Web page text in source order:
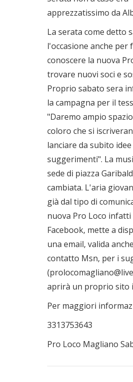
apprezzatissimo da
La serata come detto
l'occasione anche per
conoscere la nuova
trovare nuovi soci e
Proprio sabato sera
la campagna per il
"Daremo ampio
coloro che si
lanciare da subito idee
suggerimenti". La
sede di piazza
cambiata. L'aria
già dal tipo di
nuova Pro Loco infatti
Facebook, mette a
una email, valida
contatto Msn, per i
aprirà un proprio sito
Per maggiori
3313753643
Pro Loco Magliano